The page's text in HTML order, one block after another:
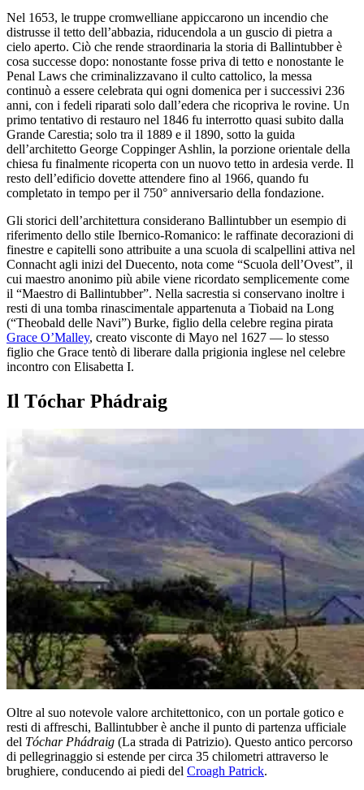
Nel 1653, le truppe cromwelliane appiccarono un incendio che
distrusse il tetto dell’abbazia, riducendola a un guscio di pietra a
cielo aperto. Ciò che rende straordinaria la storia di Ballintubber è
cosa successe dopo: nonostante fosse priva di tetto e nonostante le
Penal Laws che criminalizzavano il culto cattolico, la messa
continuò a essere celebrata qui ogni domenica per i successivi 236
anni, con i fedeli riparati solo dall’edera che ricopriva le rovine. Un
primo tentativo di restauro nel 1846 fu interrotto quasi subito dalla
Grande Carestia; solo tra il 1889 e il 1890, sotto la guida
dell’architetto George Coppinger Ashlin, la porzione orientale della
chiesa fu finalmente ricoperta con un nuovo tetto in ardesia verde. Il
resto dell’edificio dovette attendere fino al 1966, quando fu
completato in tempo per il 750° anniversario della fondazione.
Gli storici dell’architettura considerano Ballintubber un esempio di
riferimento dello stile Ibernico-Romanico: le raffinate decorazioni di
finestre e capitelli sono attribuite a una scuola di scalpellini attiva nel
Connacht agli inizi del Duecento, nota come “Scuola dell’Ovest”, il
cui maestro anonimo più abile viene ricordato semplicemente come
il “Maestro di Ballintubber”. Nella sacrestia si conservano inoltre i
resti di una tomba rinascimentale appartenuta a Tiobaid na Long
(“Theobald delle Navi”) Burke, figlio della celebre regina pirata
Grace O’Malley, creato visconte di Mayo nel 1627 — lo stesso
figlio che Grace tentò di liberare dalla prigionia inglese nel celebre
incontro con Elisabetta I.
Il Tóchar Phádraig
Oltre al suo notevole valore architettonico, con un portale gotico e
resti di affreschi, Ballintubber è anche il punto di partenza ufficiale
del Tóchar Phádraig (La strada di Patrizio). Questo antico percorso
di pellegrinaggio si estende per circa 35 chilometri attraverso le
brughiere, conducendo ai piedi del Croagh Patrick.